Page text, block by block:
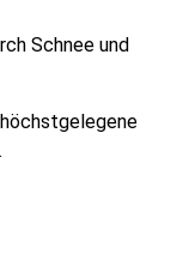
Schnee und